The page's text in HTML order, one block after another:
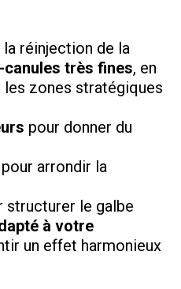
réinjection de la
très fines, en
les zones stratégiques
pour donner du
pour arrondir la
structurer le galbe
à votre
un effet harmonieux